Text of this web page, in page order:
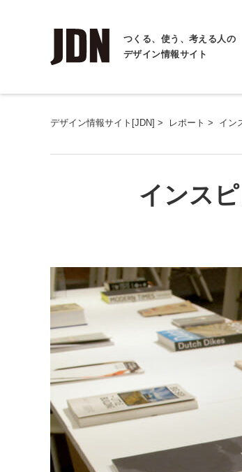
つくる、使う、考える人の
デザイン情報サイト
デザイン情報サイト[JDN] > レポート > イン
インス